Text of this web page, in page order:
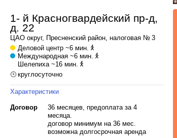
1- й Красногвардейский пр-д,
д. 22
ЦАО округ, Пресненский район, налоговая № 3
Деловой центр ~6 мин.
Международная ~6 мин.
Шелепиха~16 мин.
круглосуточно
Характеристики
Договор
36 месяцев, предоплата за 4
месяца.
договор минимум на 36 мес.
возможна долгосрочная аренда